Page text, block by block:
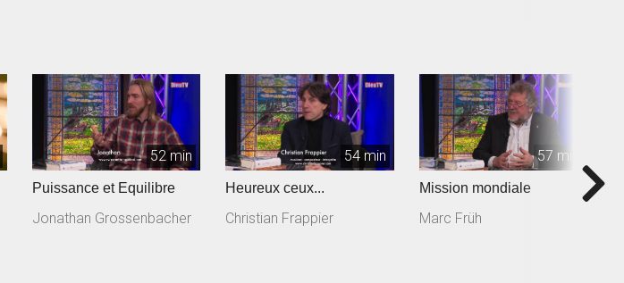
52 min
Puissance et Equilibre
Jonathan Grossenbacher
54 min
Heureux ceux...
Christian Frappier
57 min
Mission mondiale
Marc Früh